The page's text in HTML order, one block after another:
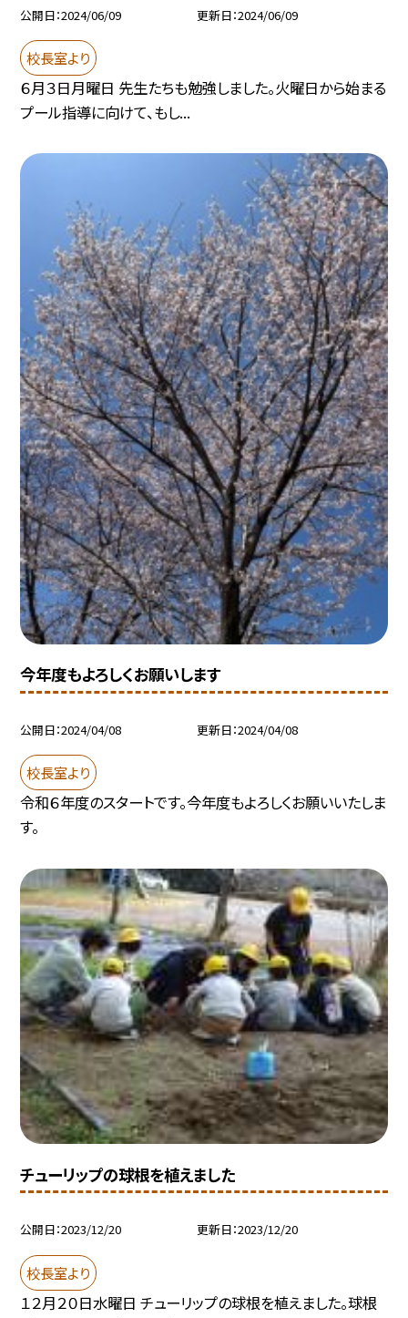
公開日 2024/06/09 更新日 2024/06/09
校長室より
６月３日月曜日 先生たちも勉強しました。火曜日から始まる
プール指導に向けて、もし...
今年度もよろしくお願いします
公開日 2024/04/08 更新日 2024/04/08
校長室より
令和６年度のスタートです。今年度もよろしくお願いいたしま
す。
チューリップの球根を植えました
公開日 2023/12/20 更新日 2023/12/20
校長室より
１２月２０日水曜日 チューリップの球根を植えました。球根